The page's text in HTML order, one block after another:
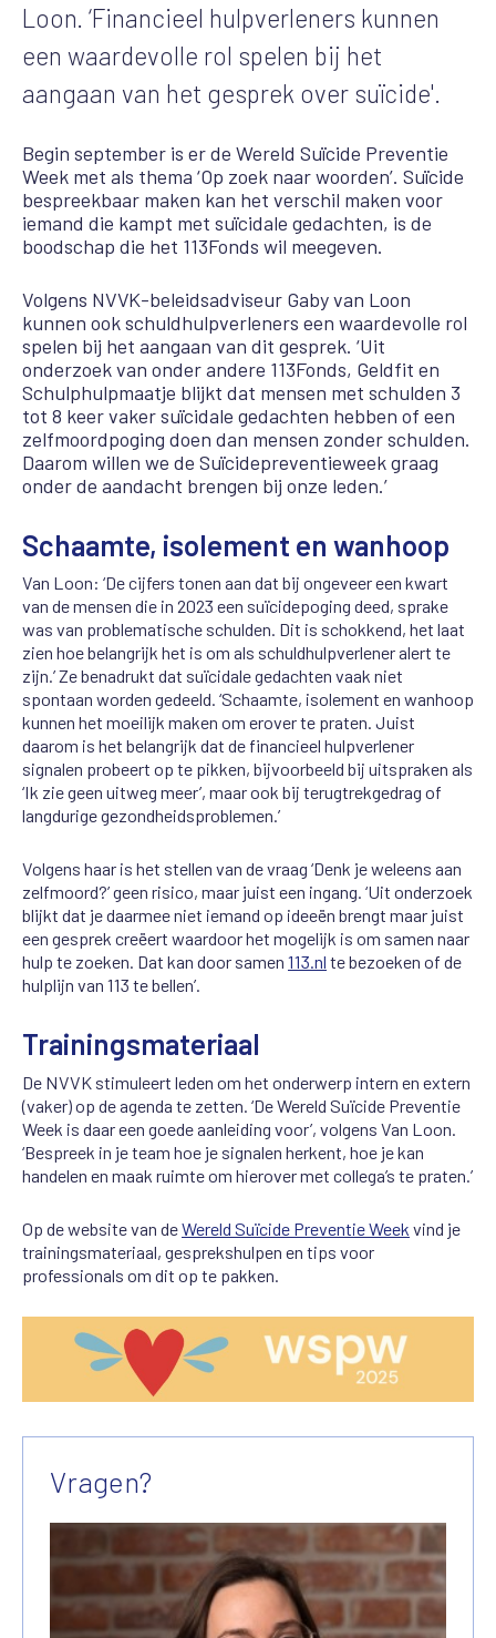
Loon. ‘Financieel hulpverleners kunnen
een waardevolle rol spelen bij het
aangaan van het gesprek over suïcide'.
Begin september is er de Wereld Suïcide Preventie
Week met als thema ‘Op zoek naar woorden’. Suïcide
bespreekbaar maken kan het verschil maken voor
iemand die kampt met suïcidale gedachten, is de
boodschap die het 113Fonds wil meegeven.
Volgens NVVK-beleidsadviseur Gaby van Loon
kunnen ook schuldhulpverleners een waardevolle rol
spelen bij het aangaan van dit gesprek. ‘Uit
onderzoek van onder andere 113Fonds, Geldfit en
Schulphulpmaatje blijkt dat mensen met schulden 3
tot 8 keer vaker suïcidale gedachten hebben of een
zelfmoordpoging doen dan mensen zonder schulden.
Daarom willen we de Suïcidepreventieweek graag
onder de aandacht brengen bij onze leden.’
Schaamte, isolement en wanhoop
Van Loon: ‘De cijfers tonen aan dat bij ongeveer een kwart
van de mensen die in 2023 een suïcidepoging deed, sprake
was van problematische schulden. Dit is schokkend, het laat
zien hoe belangrijk het is om als schuldhulpverlener alert te
zijn.’ Ze benadrukt dat suïcidale gedachten vaak niet
spontaan worden gedeeld. ‘Schaamte, isolement en wanhoop
kunnen het moeilijk maken om erover te praten. Juist
daarom is het belangrijk dat de financieel hulpverlener
signalen probeert op te pikken, bijvoorbeeld bij uitspraken als
‘Ik zie geen uitweg meer’, maar ook bij terugtrekgedrag of
langdurige gezondheidsproblemen.’
Volgens haar is het stellen van de vraag ‘Denk je weleens aan
zelfmoord?’ geen risico, maar juist een ingang. ‘Uit onderzoek
blijkt dat je daarmee niet iemand op ideeën brengt maar juist
een gesprek creëert waardoor het mogelijk is om samen naar
hulp te zoeken. Dat kan door samen 113.nl te bezoeken of de
hulplijn van 113 te bellen’.
Trainingsmateriaal
De NVVK stimuleert leden om het onderwerp intern en extern
(vaker) op de agenda te zetten. ‘De Wereld Suïcide Preventie
Week is daar een goede aanleiding voor’, volgens Van Loon.
‘Bespreek in je team hoe je signalen herkent, hoe je kan
handelen en maak ruimte om hierover met collega’s te praten.’
Op de website van deWereld Suïcide Preventie Week vind je
trainingsmateriaal, gesprekshulpen en tips voor
professionals om dit op te pakken.
Vragen?